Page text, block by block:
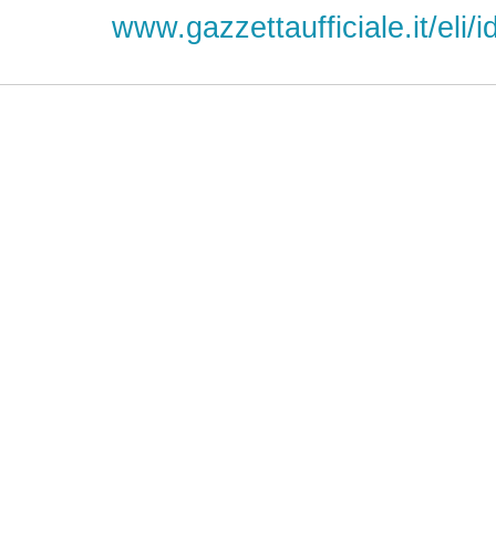
www.gazzettaufficiale.it/eli/